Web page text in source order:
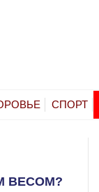
СПОРТ
ВЕСОМ?